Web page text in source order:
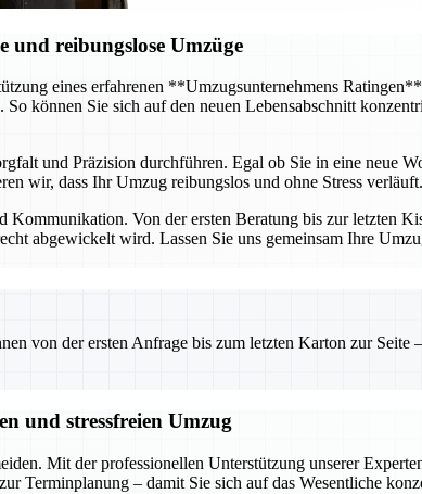
und reibungslose Umzüge
eines erfahrenen **Umzugsunternehmens
können Sie sich auf den neuen Lebensabschnitt
und Präzision durchführen. Egal ob Sie in eine neue
wir, dass Ihr Umzug reibungslos und ohne Stress verläuft.
Von der ersten Beratung bis zur letzten
abgewickelt wird. Lassen Sie uns gemeinsam Ihre
von der ersten Anfrage bis zum letzten Karton zur Seite
und stressfreien Umzug
Mit der professionellen Unterstützung unserer
Terminplanung – damit Sie sich auf das Wesentliche